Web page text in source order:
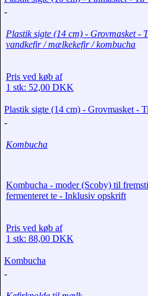
-
Plastik sigte (14 cm) - Grovmasket -
vandkefir / mælkekefir / kombucha
Pris ved køb af
1 stk: 52,00 DKK
Plastik sigte (14 cm) - Grovmasket -
-
Kombucha
Kombucha - moder (Scoby) til
fermenteret te - Inklusiv opskrift
Pris ved køb af
1 stk: 88,00 DKK
Kombucha
-